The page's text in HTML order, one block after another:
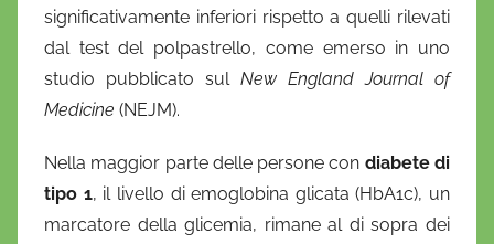
l
a
D
n
o
f
significativamente inferiori rispetto a quelli rilevati
dal test del polpastrello, come emerso in uno
studio pubblicato sul New England Journal of
Medicine (NEJM).
Nella maggior parte delle persone con diabete di
tipo 1, il livello di emoglobina glicata (HbA1c), un
marcatore della glicemia, rimane al di sopra dei